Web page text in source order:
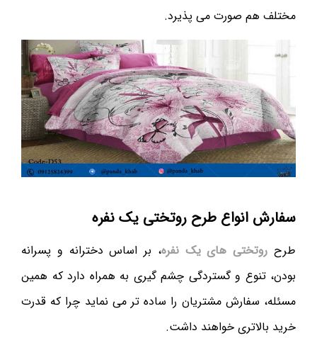
مختلف هم صورت می پذیرد.
سفارش انواع طرح روتختی یک نفره
طرح روتختی های یک نفره، بر اساس دخترانه و پسرانه
بودن، تنوع و گستردگی چشم گیری به همراه دارد که همین
مسئله، سفارش مشتریان را ساده تر می نماید چرا که قدرت
خرید بالاتری خواهند داشت.